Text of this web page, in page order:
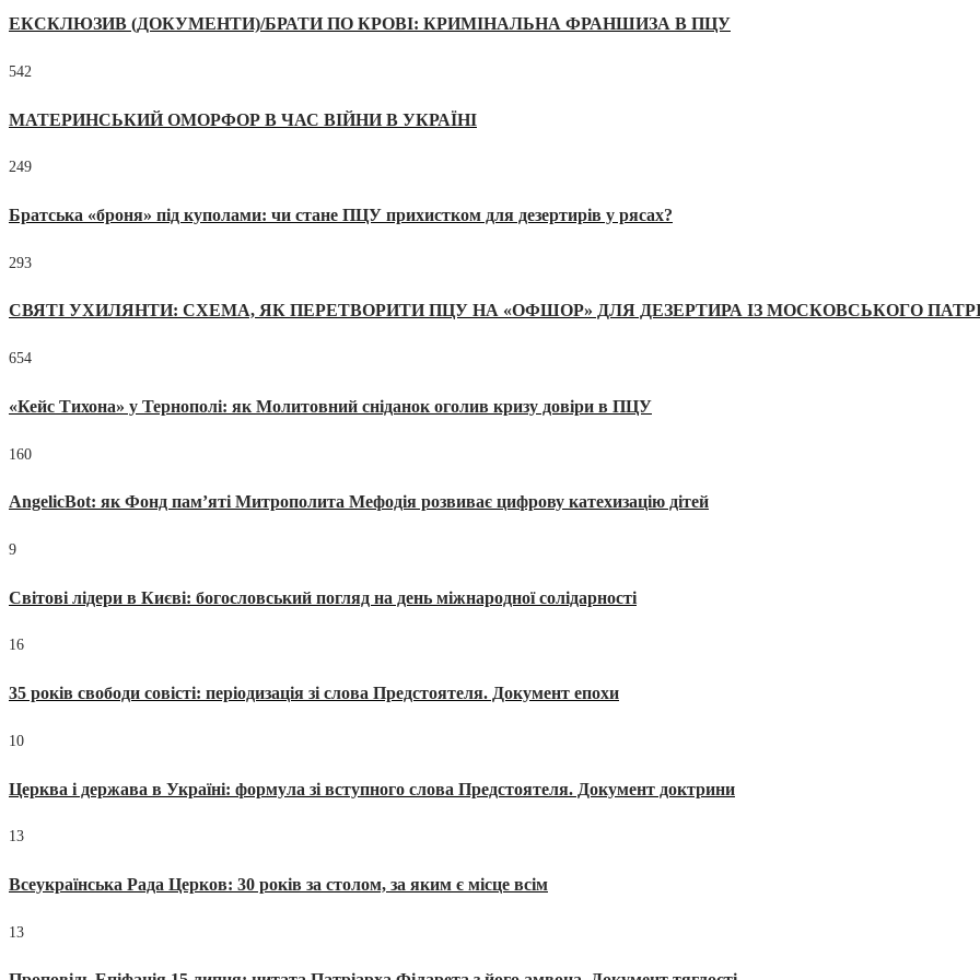
ЕКСКЛЮЗИВ (ДОКУМЕНТИ)/БРАТИ ПО КРОВІ: КРИМІНАЛЬНА ФРАНШИЗА В ПЦУ
542
МАТЕРИНСЬКИЙ ОМОРФОР В ЧАС ВІЙНИ В УКРАЇНІ
249
Братська «броня» під куполами: чи стане ПЦУ прихистком для дезертирів у рясах?
293
СВЯТІ УХИЛЯНТИ: СХЕМА, ЯК ПЕРЕТВОРИТИ ПЦУ НА «ОФШОР» ДЛЯ ДЕЗЕРТИРА ІЗ МОСКОВСЬКОГО
654
«Кейс Тихона» у Тернополі: як Молитовний сніданок оголив кризу довіри в ПЦУ
160
AngelicBot: як Фонд пам’яті Митрополита Мефодія розвиває цифрову катехизацію дітей
9
Світові лідери в Києві: богословський погляд на день міжнародної солідарності
16
35 років свободи совісті: періодизація зі слова Предстоятеля. Документ епохи
10
Церква і держава в Україні: формула зі вступного слова Предстоятеля. Документ доктрини
13
Всеукраїнська Рада Церков: 30 років за столом, за яким є місце всім
13